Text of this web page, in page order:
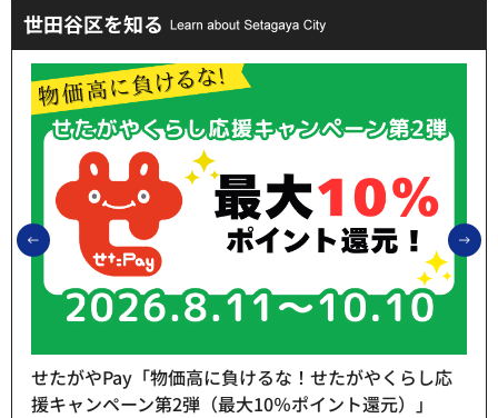
世田谷区を知る
前のスライドを表示
せたがやPay「物価高に負けるな！せたがやくらし応
援キャンペーン第2弾（最大10％ポイント還元）」